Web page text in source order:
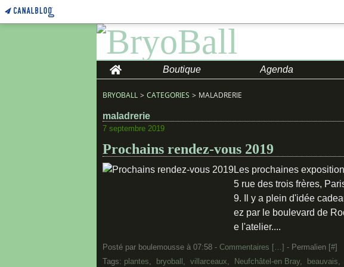
Home Boutique Agenda
BRYOBALL > CATEGORIES > MALADRERIE
maladrerie
7 septembre 2019
Prochains rendez-vous 2019
Les prochaines
5 rue des trois frères,
9. Il y a plein d'idée
ez par le boulevard de
e l'atelier....
Posté par boulemousse à 07:58 - Commentaires […] - Permalien [#]
Tags: plantes, bryoball , villarceaux, Neufchâtel-en Bray, beauvais,